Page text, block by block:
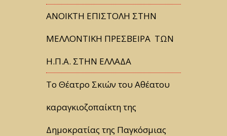
ΑΝΟΙΚΤΗ ΕΠΙΣΤΟΛΗ ΣΤΗΝ
ΜΕΛΛΟΝΤΙΚΗ ΠΡΕΣΒΕΙΡΑ ΤΩΝ
Η.Π.Α. ΣΤΗΝ ΕΛΛΑΔΑ
Tο Θέατρο Σκιών του Αθέατου
καραγκιοζοπαίκτη της
Δημοκρατίας της Παγκόσμιας